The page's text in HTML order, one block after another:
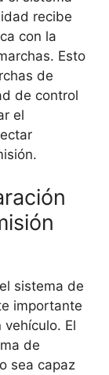
recibe
con la
Esto
de
de control
el
sistema de
importante
El
de
sea capaz